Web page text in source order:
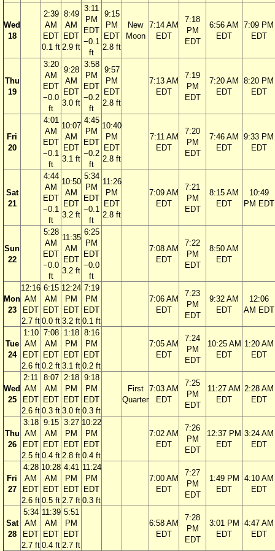
Wed
18
2:39
AM
EDT
0.1 ft
8:49
AM
EDT
2.9 ft
3:11
PM
EDT
−0.1
ft
9:15
PM
EDT
2.8 ft
New
Moon
7:14 AM
EDT
7:18
PM
EDT
6:56 AM
EDT
7:09 PM
EDT
Thu
19
3:20
AM
EDT
−0.0
ft
9:28
AM
EDT
3.0 ft
3:58
PM
EDT
−0.2
ft
9:57
PM
EDT
2.8 ft
7:13 AM
EDT
7:19
PM
EDT
7:20 AM
EDT
8:20 PM
EDT
Fri
20
4:01
AM
EDT
−0.1
ft
10:07
AM
EDT
3.1 ft
4:45
PM
EDT
−0.2
ft
10:40
PM
EDT
2.8 ft
7:11 AM
EDT
7:20
PM
EDT
7:46 AM
EDT
9:33 PM
EDT
Sat
21
4:44
AM
EDT
−0.1
ft
10:50
AM
EDT
3.2 ft
5:34
PM
EDT
−0.1
ft
11:26
PM
EDT
2.8 ft
7:09 AM
EDT
7:21
PM
EDT
8:15 AM
EDT
10:49
PM EDT
Sun
22
5:28
AM
EDT
−0.0
ft
11:35
AM
EDT
3.2 ft
6:25
PM
EDT
−0.0
ft
7:08 AM
EDT
7:22
PM
EDT
8:50 AM
EDT
Mon
23
12:16
AM
EDT
2.7 ft
6:15
AM
EDT
0.0 ft
12:24
PM
EDT
3.2 ft
7:19
PM
EDT
0.1 ft
7:06 AM
EDT
7:23
PM
EDT
9:32 AM
EDT
12:06
AM EDT
Tue
24
1:10
AM
EDT
2.6 ft
7:08
AM
EDT
0.2 ft
1:18
PM
EDT
3.1 ft
8:16
PM
EDT
0.2 ft
7:05 AM
EDT
7:24
PM
EDT
10:25 AM
EDT
1:20 AM
EDT
Wed
25
2:11
AM
EDT
2.6 ft
8:07
AM
EDT
0.3 ft
2:18
PM
EDT
3.0 ft
9:18
PM
EDT
0.3 ft
First
Quarter
7:03 AM
EDT
7:25
PM
EDT
11:27 AM
EDT
2:28 AM
EDT
Thu
26
3:18
AM
EDT
2.5 ft
9:15
AM
EDT
0.4 ft
3:27
PM
EDT
2.8 ft
10:22
PM
EDT
0.4 ft
7:02 AM
EDT
7:26
PM
EDT
12:37 PM
EDT
3:24 AM
EDT
Fri
27
4:28
AM
EDT
2.6 ft
10:28
AM
EDT
0.5 ft
4:41
PM
EDT
2.7 ft
11:24
PM
EDT
0.3 ft
7:00 AM
EDT
7:27
PM
EDT
1:49 PM
EDT
4:10 AM
EDT
Sat
28
5:34
AM
EDT
2.7 ft
11:39
AM
EDT
0.4 ft
5:51
PM
EDT
2.7 ft
6:58 AM
EDT
7:28
PM
EDT
3:01 PM
EDT
4:47 AM
EDT